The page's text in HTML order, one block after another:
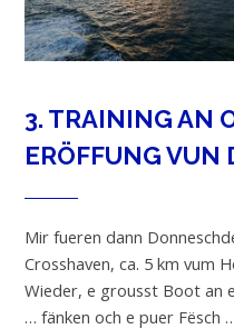
3. TRAINING AN
ERÖFFUNG VUN
Mir fueren dann
Crosshaven, ca. 5 km vum
Wieder, e grousst Boot an
… fänken och e puer Fësch